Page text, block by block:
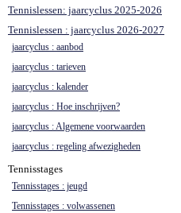
Tennislessen: jaarcyclus 2025-2026
Tennislessen : jaarcyclus 2026-2027
jaarcyclus : aanbod
jaarcyclus : tarieven
jaarcyclus : kalender
jaarcyclus : Hoe inschrijven?
jaarcyclus : Algemene voorwaarden
jaarcyclus : regeling afwezigheden
Tennisstages
Tennisstages : jeugd
Tennisstages : volwassenen